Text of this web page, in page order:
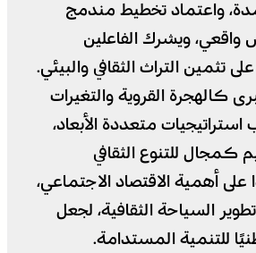
واعتماد تخطيط مندمج
ويشرك الفاعلين
تثمين التراث الثقافي والبيئي.
كالهجرة القروية والتغيرات
متعددة الأبعاد،
كمجال للتنوع الثقافي
أهمية الاقتصاد الاجتماعي،
السياحة الثقافية، لجعل
للتنمية المستدامة.